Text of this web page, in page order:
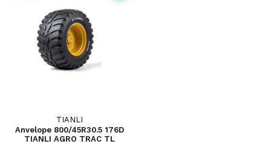
TIANLI
Anvelope 800/45R30.5 176D
TIANLI AGRO TRAC TL